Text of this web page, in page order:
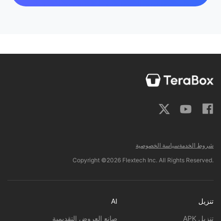
شروط الخدمةسياسة الخصوصية
Copyright ©2026 Flextech Inc. All Rights Reserved.
تنزيل
تنزيل APK
AI
صانع العروض التقديمية